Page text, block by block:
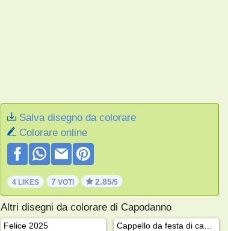
Salva disegno da colorare
Colorare online
4 LIKES 7 VOTI 2.85/5
Altri disegni da colorare di Capodanno
Felice 2025